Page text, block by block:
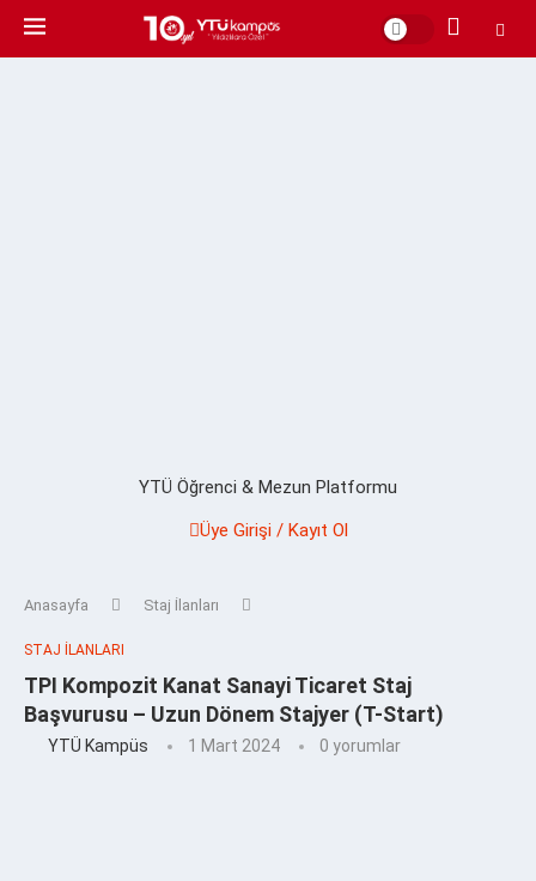
YTÜ Öğrenci & Mezun Platformu
Üye Girişi / Kayıt Ol
Anasayfa Staj İlanları
STAJ İLANLARI
TPI Kompozit Kanat Sanayi Ticaret Staj
Başvurusu – Uzun Dönem Stajyer (T-Start)
YTÜ Kampüs 1 Mart 2024 0 yorumlar